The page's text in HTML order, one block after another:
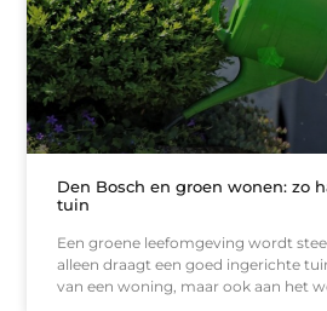
Den Bosch en groen wonen: zo
tuin
Een groene leefomgeving wordt
alleen draagt een goed ingerichte
van een woning, maar ook aan het